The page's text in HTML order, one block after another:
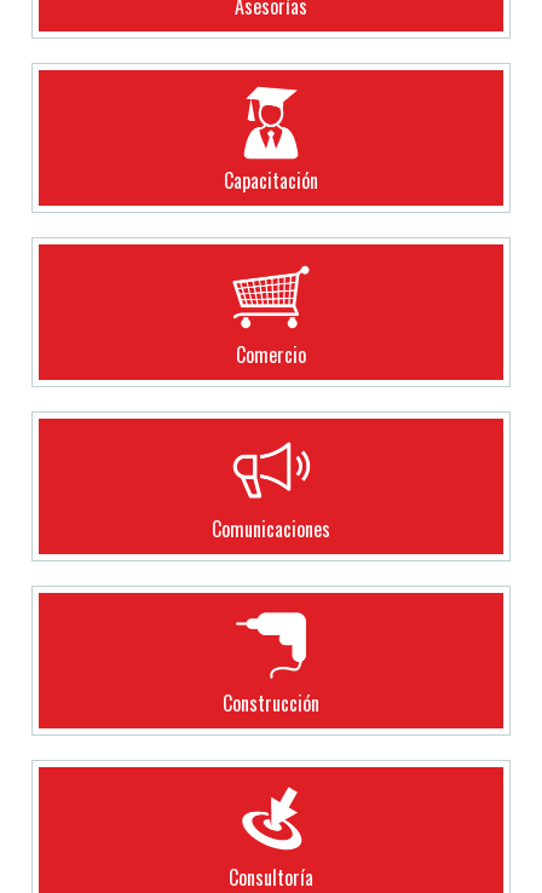
Capacitación
Comercio
Comunicaciones
Construcción
Consultoría